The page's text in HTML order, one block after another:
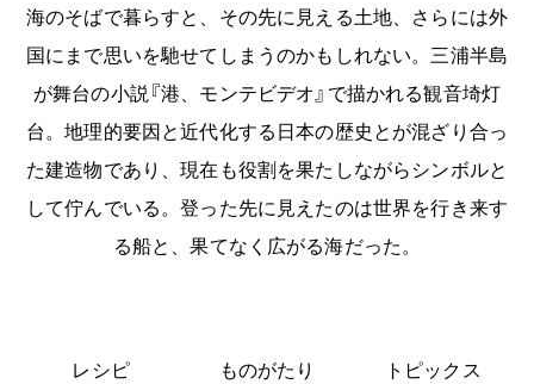
海のそばで暮らすと、その先に見える土地、さらには外
国にまで思いを馳せてしまうのかもしれない。三浦半島
が舞台の小説『港、モンテビデオ』で描かれる観音埼灯
台。地理的要因と近代化する日本の歴史とが混ざり合っ
た建造物であり、現在も役割を果たしながらシンボルと
して佇んでいる。登った先に見えたのは世界を行き来す
る船と、果てなく広がる海だった。
レシピ ものがたり トピックス
About